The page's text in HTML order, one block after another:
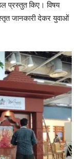
प्रस्तुत किए। विषय
जानकारी देकर युवाओं